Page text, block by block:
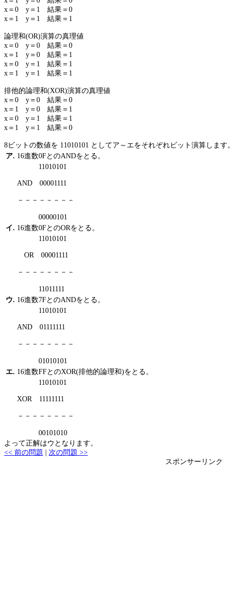
x＝0 y＝1 結果＝0
x＝1 y＝1 結果＝1
論理和(OR)演算の真理値
x＝0 y＝0 結果＝0
x＝1 y＝0 結果＝1
x＝0 y＝1 結果＝1
x＝1 y＝1 結果＝1
排他的論理和(XOR)演算の真理値
x＝0 y＝0 結果＝0
x＝1 y＝0 結果＝1
x＝0 y＝1 結果＝1
x＝1 y＝1 結果＝0
8ビットの数値を 11010101 としてア～エをそれぞれビット演算します
ア. 16進数0FとのANDをとる。
11010101
AND 00001111
－－－－－－－－
00000101
イ. 16進数0FとのORをとる。
11010101
OR 00001111
－－－－－－－－
11011111
ウ. 16進数7FとのANDをとる。
11010101
AND 01111111
－－－－－－－－
01010101
エ. 16進数FFとのXOR(排他的論理和)をとる。
11010101
XOR 11111111
－－－－－－－－
00101010
よって正解はウとなります。
<< 前の問題
次の問題 >>
スポンサーリンク